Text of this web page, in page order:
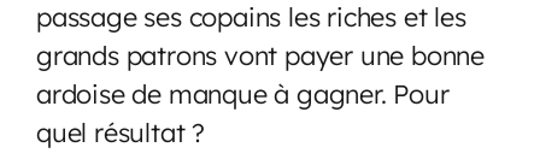
passage ses copains les riches et les
grands patrons vont payer une bonne
ardoise de manque à gagner. Pour
quel résultat ?